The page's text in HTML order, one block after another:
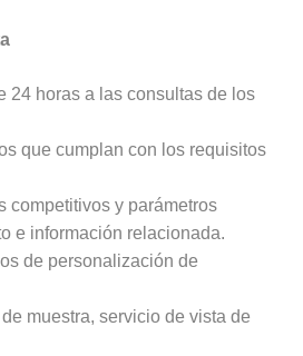
24 horas a las consultas de los
que cumplan con los requisitos
competitivos y parámetros
e información relacionada.
de personalización de
muestra, servicio de vista de